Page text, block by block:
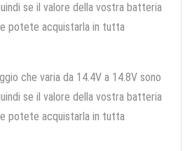
se il valore della vostra batteria
potete acquistarla in tutta
che varia da 14.4V a 14.8V sono
se il valore della vostra batteria
potete acquistarla in tutta